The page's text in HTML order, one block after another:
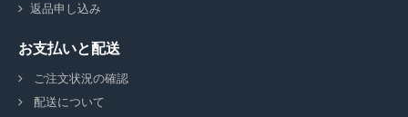
返品申し込み
お支払いと配送
ご注文状況の確認
配送について